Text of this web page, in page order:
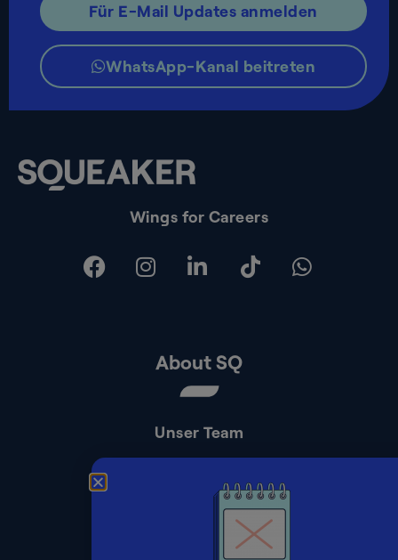
Wings for Careers
About SQ
Unser Team
Presse
Impressum
Für E-Mail Updates anmelden
WhatsApp-Kanal beitreten